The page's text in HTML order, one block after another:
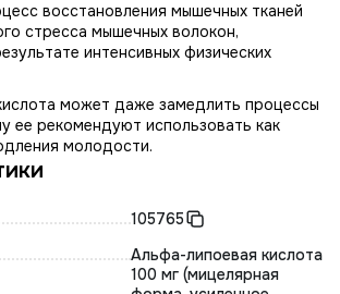
восстановления мышечных тканей
стресса мышечных волокон,
интенсивных физических
может даже замедлить процессы
ее рекомендуют использовать как
молодости.
105765
Альфа-липоевая кислота
100 мг (мицелярная